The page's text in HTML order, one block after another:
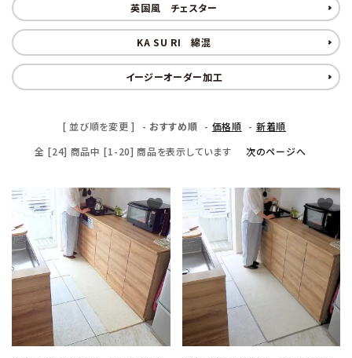
英国風 チェスター
KA SU RI 綿混
イージーオーダー加工
[ 並び順を変更 ] - おすすめ順 - 価格順 - 新着順
全 [24] 商品中 [1-20] 商品を表示しています
次のページへ
favorite favorite